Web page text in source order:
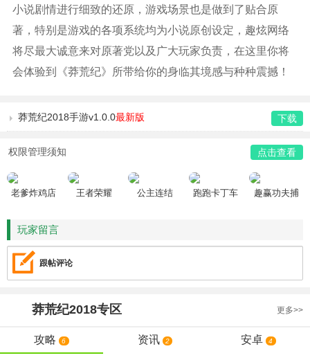
小说剧情进行细致的还原，游戏场景也是做到了贴合原
著，特别是游戏的各项系统均为小说原创设定，趣炫网络
将尽最大诚意来对原著党以及广大玩家负责，在这里你将
会体验到《莽荒纪》所带给你的身临其境感与种种震撼！
莽荒纪2018手游v1.0.0最新版 下载
权限管理须知 点击查看
老爹炸鸡店
王者荣耀 公主连结 跑跑卡丁车
趣赢功夫捕
玩家留言
跟帖评论
莽荒纪2018专区 更多>>
攻略 6 资讯 2 安卓 4